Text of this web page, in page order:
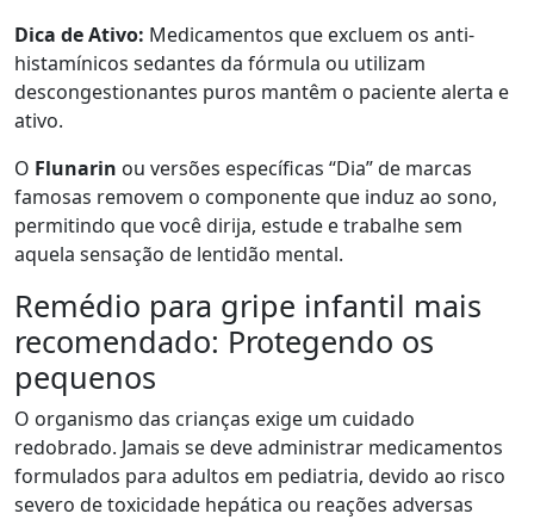
Dica de Ativo: Medicamentos que excluem os anti-
histamínicos sedantes da fórmula ou utilizam
descongestionantes puros mantêm o paciente alerta e
ativo.
O Flunarin ou versões específicas “Dia” de marcas
famosas removem o componente que induz ao sono,
permitindo que você dirija, estude e trabalhe sem
aquela sensação de lentidão mental.
Remédio para gripe infantil mais
recomendado: Protegendo os
pequenos
O organismo das crianças exige um cuidado
redobrado. Jamais se deve administrar medicamentos
formulados para adultos em pediatria, devido ao risco
severo de toxicidade hepática ou reações adversas